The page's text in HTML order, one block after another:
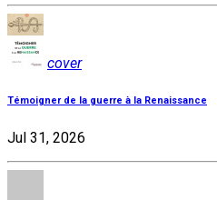
cover
Témoigner de la guerre à la Renaissance
Jul 31, 2026